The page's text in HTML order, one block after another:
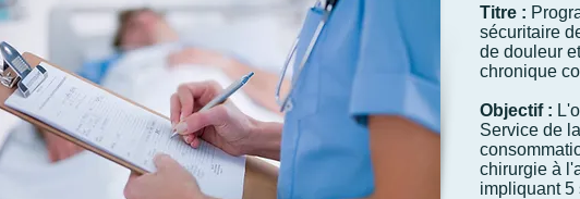
Titre :
sécuritaire
de douleur
chronique
Objectif :
Service de
chirurgie à
impliquant 5